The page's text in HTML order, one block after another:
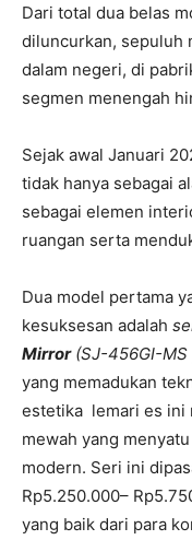
Dari total dua belas
diluncurkan, sepuluh
dalam negeri, di
segmen menengah
Sejak awal Januari
tidak hanya sebagai
sebagai elemen
ruangan serta
Dua model pertama
kesuksesan adalah
Mirror(SJ-456GI-MS
yang memadukan
estetika lemari es ini
mewah yang
modern. Seri ini
Rp5.250.000–
yang baik dari para